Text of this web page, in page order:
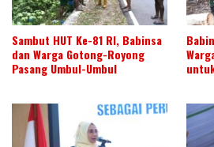
Sambut HUT Ke-81 RI, Babinsa
dan Warga Gotong-Royong
Pasang Umbul-Umbul